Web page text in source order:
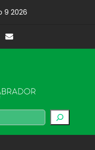
9 2026
Buscar